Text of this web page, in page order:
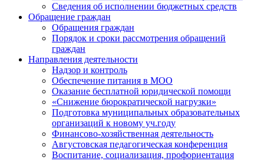
Сведения об исполнении бюджетных средств
Обращение граждан
Обращения граждан
Порядок и сроки рассмотрения обращений
граждан
Направления деятельности
Надзор и контроль
Обеспечение питания в МОО
Оказание бесплатной юридической помощи
«Снижение бюрократической нагрузки»
Подготовка муниципальных образовательных
организаций к новому уч.году
Финансово-хозяйственная деятельность
Августовская педагогическая конференция
Воспитание, социализация, профориентация